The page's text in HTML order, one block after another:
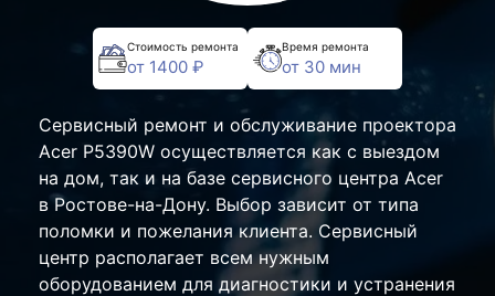
Стоимость ремонта
от 1400 ₽
Время ремонта
от 30 мин
Сервисный ремонт и обслуживание проектора
Acer P5390W осуществляется как с выездом
на дом, так и на базе сервисного центра Acer
в Ростове-на-Дону. Выбор зависит от типа
поломки и пожелания клиента. Сервисный
центр располагает всем нужным
оборудованием для диагностики и устранения